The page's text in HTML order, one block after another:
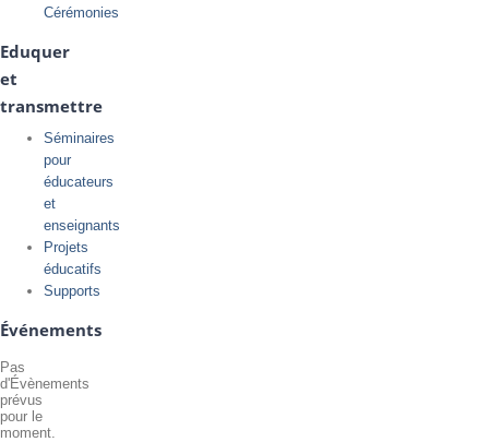
Cérémonies
Eduquer
et
transmettre
Séminaires
pour
éducateurs
et
enseignants
Projets
éducatifs
Supports
Événements
Pas
d'Évènements
prévus
pour le
moment.